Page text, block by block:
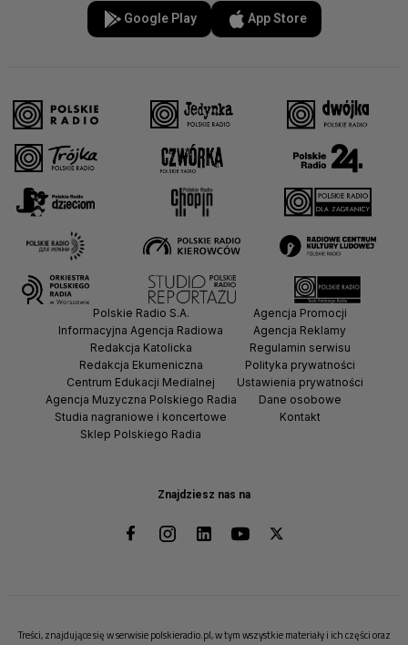
Google Play App Store
Znajdziesz nas na
Polskie Radio S.A.
Informacyjna Agencja Radiowa
Redakcja Katolicka
Redakcja Ekumeniczna
Centrum Edukacji Medialnej
Agencja Muzyczna Polskiego Radia
Studia nagraniowe i koncertowe
Sklep Polskiego Radia
Agencja Promocji
Agencja Reklamy
Regulamin serwisu
Polityka prywatności
Ustawienia prywatności
Dane osobowe
Kontakt
Treści, znajdujące się w serwisie polskieradio.pl, w tym wszystkie materiały i ich części oraz